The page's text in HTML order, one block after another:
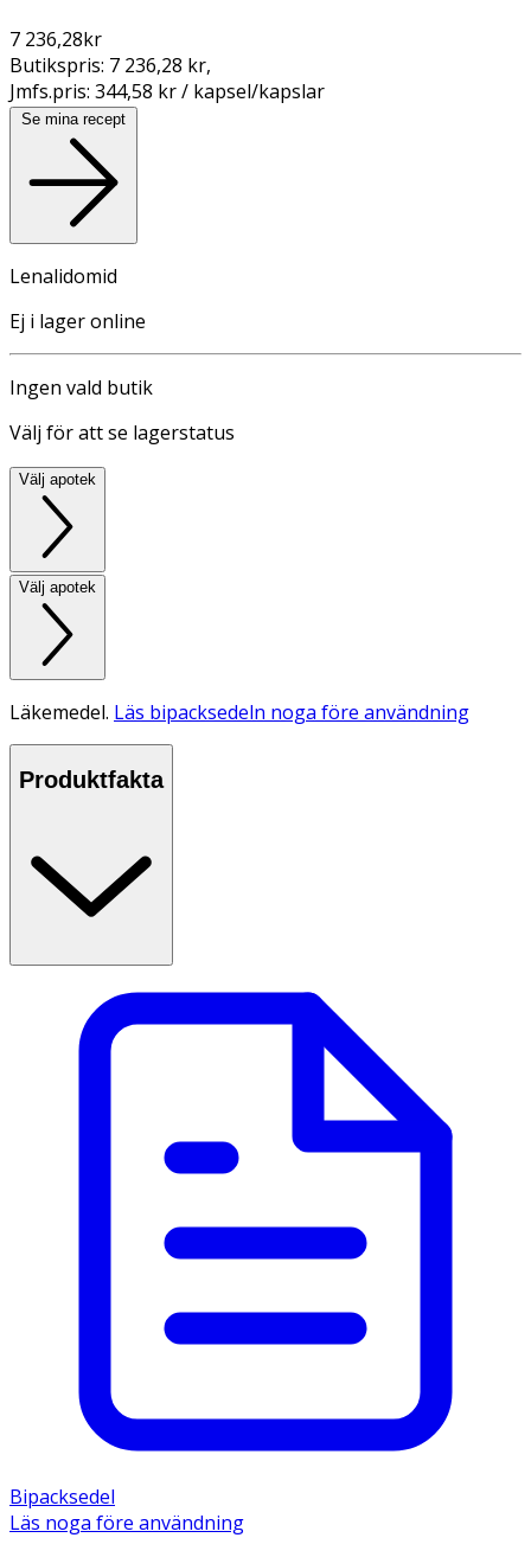
7 236,28kr
Butikspris: 7 236,28 kr,
Jmfs.pris: 344,58 kr / kapsel/kapslar
Se mina recept
Lenalidomid
Ej i lager online
Ingen vald butik
Välj för att se lagerstatus
Välj apotek
Välj apotek
Läkemedel. Läs bipacksedeln noga före användning
Produktfakta
Bipacksedel
Läs noga före användning